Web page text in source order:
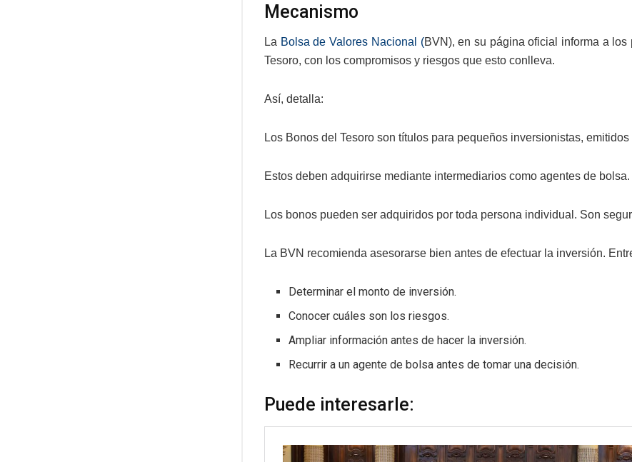
Mecanismo
La Bolsa de Valores Nacional (BVN), en su página oficial informa a
Tesoro, con los compromisos y riesgos que esto conlleva.
Así, detalla:
Los Bonos del Tesoro son títulos para pequeños inversionistas,
Estos deben adquirirse mediante intermediarios como agentes de bolsa.
Los bonos pueden ser adquiridos por toda persona individual. Son
La BVN recomienda asesorarse bien antes de efectuar la inversión.
Determinar el monto de inversión.
Conocer cuáles son los riesgos.
Ampliar información antes de hacer la inversión.
Recurrir a un agente de bolsa antes de tomar una decisión.
Puede interesarle: